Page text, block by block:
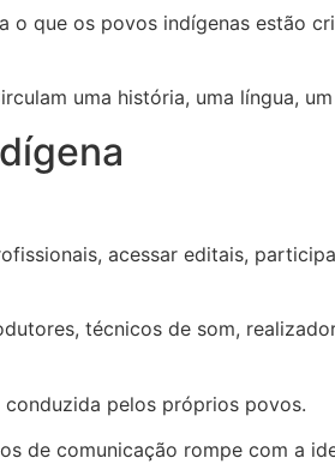
que os povos indígenas estão
uma história, uma língua,
acessar editais,
técnicos de som,
pelos próprios povos.
de comunicação rompe com a